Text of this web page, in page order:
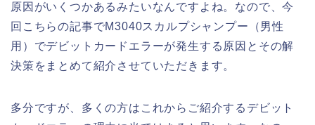
原因がいくつかあるみたいなんですよね。なので、今
回こちらの記事でM3040スカルプシャンプー（男性
用）でデビットカードエラーが発生する原因とその解
決策をまとめて紹介させていただきます。
多分ですが、多くの方はこれからご紹介するデビット